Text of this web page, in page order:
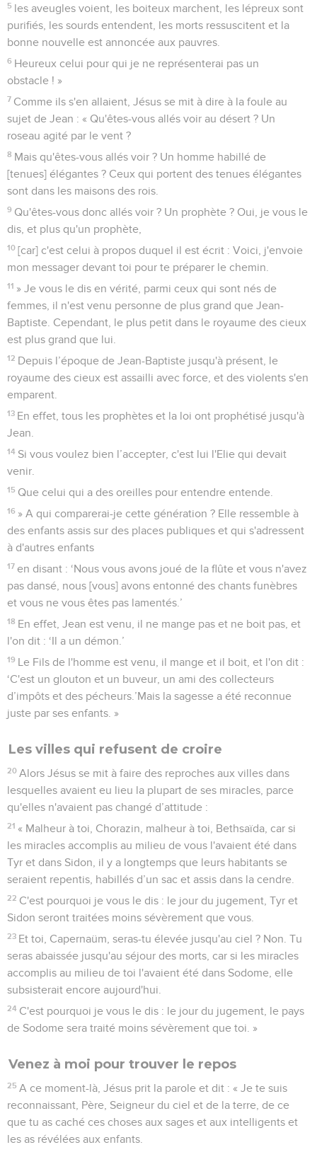
5 les aveugles voient, les boiteux marchent, les lépreux sont
purifiés, les sourds entendent, les morts ressuscitent et la
bonne nouvelle est annoncée aux pauvres.
6 Heureux celui pour qui je ne représenterai pas un
obstacle ! »
7 Comme ils s'en allaient, Jésus se mit à dire à la foule au
sujet de Jean : « Qu'êtes-vous allés voir au désert ? Un
roseau agité par le vent ?
8 Mais qu'êtes-vous allés voir ? Un homme habillé de
[tenues] élégantes ? Ceux qui portent des tenues élégantes
sont dans les maisons des rois.
9 Qu'êtes-vous donc allés voir ? Un prophète ? Oui, je vous le
dis, et plus qu'un prophète,
10 [car] c'est celui à propos duquel il est écrit : Voici, j'envoie
mon messager devant toi pour te préparer le chemin.
11 » Je vous le dis en vérité, parmi ceux qui sont nés de
femmes, il n'est venu personne de plus grand que Jean-
Baptiste. Cependant, le plus petit dans le royaume des cieux
est plus grand que lui.
12 Depuis l’époque de Jean-Baptiste jusqu'à présent, le
royaume des cieux est assailli avec force, et des violents s'en
emparent.
13 En effet, tous les prophètes et la loi ont prophétisé jusqu'à
Jean.
14 Si vous voulez bien l’accepter, c'est lui l'Elie qui devait
venir.
15 Que celui qui a des oreilles pour entendre entende.
16 » A qui comparerai-je cette génération ? Elle ressemble à
des enfants assis sur des places publiques et qui s'adressent
à d'autres enfants
17 en disant : ‘Nous vous avons joué de la flûte et vous n'avez
pas dansé, nous [vous] avons entonné des chants funèbres
et vous ne vous êtes pas lamentés.’
18 En effet, Jean est venu, il ne mange pas et ne boit pas, et
l'on dit : ‘Il a un démon.’
19 Le Fils de l'homme est venu, il mange et il boit, et l'on dit :
‘C'est un glouton et un buveur, un ami des collecteurs
d’impôts et des pécheurs.’Mais la sagesse a été reconnue
juste par ses enfants. »
Les villes qui refusent de croire
20 Alors Jésus se mit à faire des reproches aux villes dans
lesquelles avaient eu lieu la plupart de ses miracles, parce
qu'elles n'avaient pas changé d’attitude :
21 « Malheur à toi, Chorazin, malheur à toi, Bethsaïda, car si
les miracles accomplis au milieu de vous l'avaient été dans
Tyr et dans Sidon, il y a longtemps que leurs habitants se
seraient repentis, habillés d’un sac et assis dans la cendre.
22 C'est pourquoi je vous le dis : le jour du jugement, Tyr et
Sidon seront traitées moins sévèrement que vous.
23 Et toi, Capernaüm, seras-tu élevée jusqu'au ciel ? Non. Tu
seras abaissée jusqu'au séjour des morts, car si les miracles
accomplis au milieu de toi l'avaient été dans Sodome, elle
subsisterait encore aujourd'hui.
24 C'est pourquoi je vous le dis : le jour du jugement, le pays
de Sodome sera traité moins sévèrement que toi. »
Venez à moi pour trouver le repos
25 A ce moment-là, Jésus prit la parole et dit : « Je te suis
reconnaissant, Père, Seigneur du ciel et de la terre, de ce
que tu as caché ces choses aux sages et aux intelligents et
les as révélées aux enfants.